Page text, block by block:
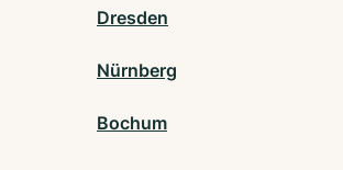
Dresden
Nürnberg
Bochum